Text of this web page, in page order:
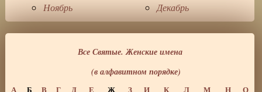
Ноябрь Декабрь
Все Святые. Женские имена
(в алфавитном порядке)
А Б В Г Д Е Ж З И К Л М Н
О